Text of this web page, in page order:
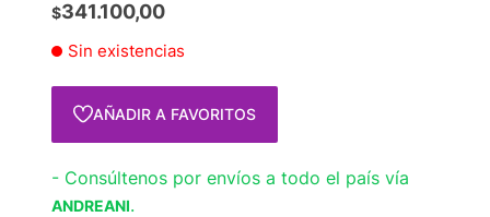
$341.100,00
Sin existencias
AÑADIR A FAVORITOS
- Consúltenos por envíos a todo el país vía
ANDREANI.